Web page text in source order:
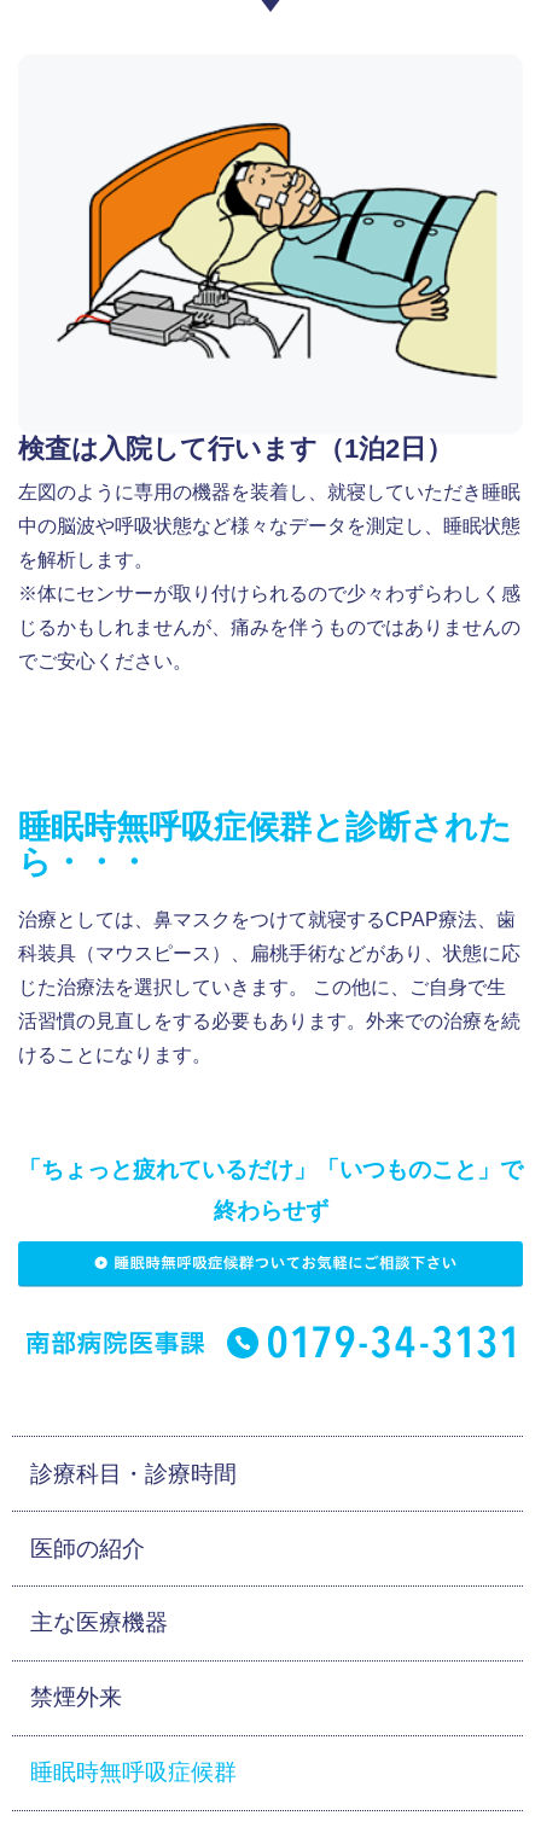
検査は入院して行います（1泊2日）
左図のように専用の機器を装着し、就寝していただき睡眠
中の脳波や呼吸状態など様々なデータを測定し、睡眠状態
を解析します。
※体にセンサーが取り付けられるので少々わずらわしく感
じるかもしれませんが、痛みを伴うものではありませんの
でご安心ください。
睡眠時無呼吸症候群と診断された
ら・・・
治療としては、鼻マスクをつけて就寝するCPAP療法、歯
科装具（マウスピース）、扁桃手術などがあり、状態に応
じた治療法を選択していきます。 この他に、ご自身で生
活習慣の見直しをする必要もあります。外来での治療を続
けることになります。
「ちょっと疲れているだけ」「いつものこと」で
終わらせず
診療科目・診療時間
医師の紹介
主な医療機器
禁煙外来
睡眠時無呼吸症候群